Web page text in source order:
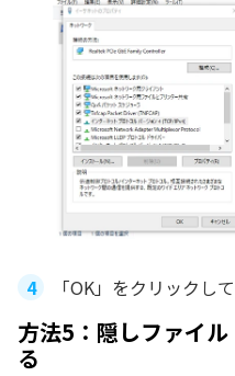
「OK」をクリックし
方法5：隠しファイ
る